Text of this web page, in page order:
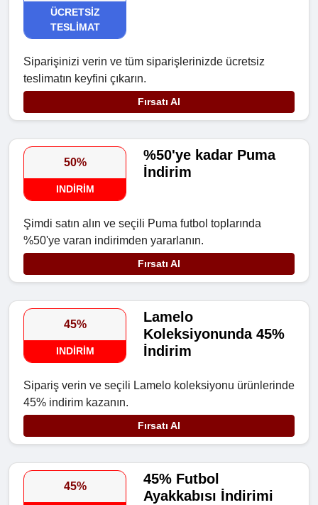
ÜCRETSIZ
TESLIMAT
Siparişinizi verin ve tüm siparişlerinizde ücretsiz
teslimatın keyfini çıkarın.
Fırsatı Al
50%
INDIRIM
%50'ye kadar Puma
İndirim
Şimdi satın alın ve seçili Puma futbol toplarında
%50'ye varan indirimden yararlanın.
Fırsatı Al
45%
INDIRIM
Lamelo
Koleksiyonunda 45%
İndirim
Sipariş verin ve seçili Lamelo koleksiyonu ürünlerinde
45% indirim kazanın.
Fırsatı Al
45%
45% Futbol
Ayakkabısı İndirimi